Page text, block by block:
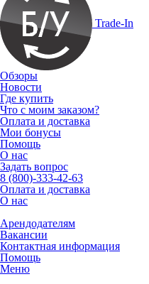
Trade-In
Обзоры
Новости
Где купить
Что с моим заказом?
Оплата и доставка
Мои бонусы
Помощь
О нас
Задать вопрос
8 (800)-333-42-63
Оплата и доставка
О нас
Арендодателям
Вакансии
Контактная информация
Помощь
Меню